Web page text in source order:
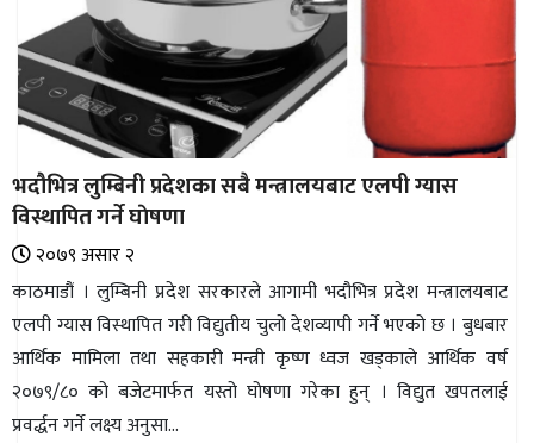
भदौभित्र लुम्बिनी प्रदेशका सबै मन्त्रालयबाट एलपी ग्यास
विस्थापित गर्ने घाेषणा
२०७९ असार २
काठमाडौं । लुम्बिनी प्रदेश सरकारले आगामी भदौभित्र प्रदेश मन्त्रालयबाट
एलपी ग्यास विस्थापित गरी विद्युतीय चुलो देशव्यापी गर्ने भएको छ । बुधबार
आर्थिक मामिला तथा सहकारी मन्त्री कृष्ण ध्वज खड्काले आर्थिक वर्ष
२०७९/८० को बजेटमार्फत यस्तो घोषणा गरेका हुन् । विद्युत खपतलाई
प्रवर्द्धन गर्ने लक्ष्य अनुसा...